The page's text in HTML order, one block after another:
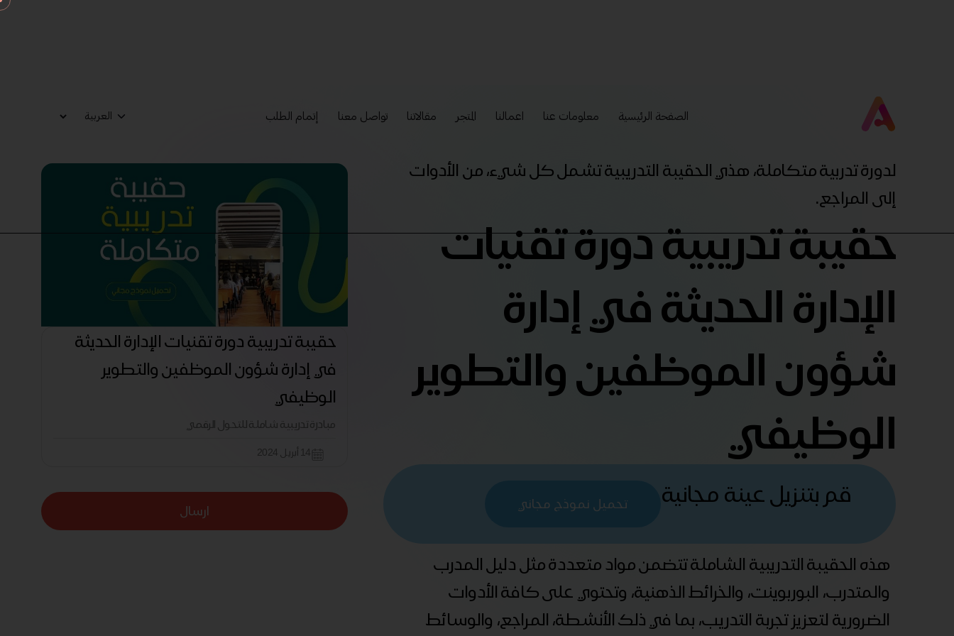
الصفحة الرئيسية معلومات عنا اعمالنا المتجر مقالاتنا تواصل معنا إتمام الطلب
لدورة تدربية متكاملة، هذي الحقيبة التدريبية تشمل كل شيء، من الأدوات
إلى المراجع.
حقيبة تدريبية دورة تقنيات
الإدارة الحديثة في إدارة
شؤون الموظفين والتطوير
الوظيفي
قم بتنزيل عينة مجانية تحميل نموذج مجاني
هذه الحقيبة التدريبية الشاملة تتضمن مواد متعددة مثل دليل المدرب
والمتدرب، البوربوينت، والخرائط الذهنية، وتحتوي على كافة الأدوات
الضرورية لتعزيز تجربة التدريب، بما في ذلك الأنشطة، المراجع، والوسائط
حقيبة تدريبية دورة تقنيات الإدارة الحديثة
في إدارة شؤون الموظفين والتطوير
الوظيفي
مبادرة تدريبية شاملة للتحول الرقمي
14 أبريل 2024
ارسال